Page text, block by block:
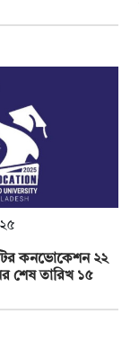
কনভোকেশন ২২
শেষ তারিখ ১৫